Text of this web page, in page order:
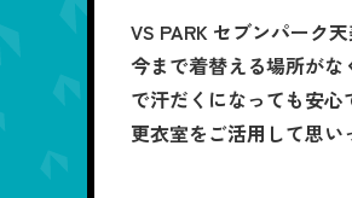
VS PARK セブンパーク
今まで着替える場所が
で汗だくになっても安
更衣室をご活用して思い